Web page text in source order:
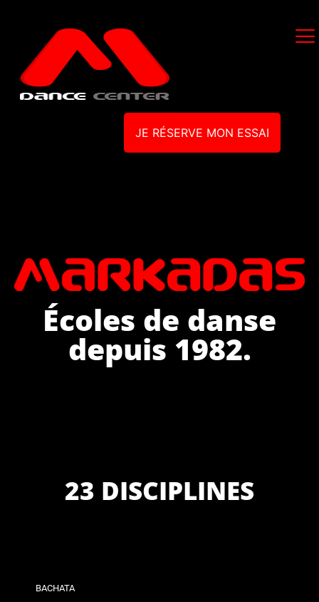
JE RÉSERVE MON ESSAI
Écoles de danse
depuis 1982.
23 DISCIPLINES
BACHATA